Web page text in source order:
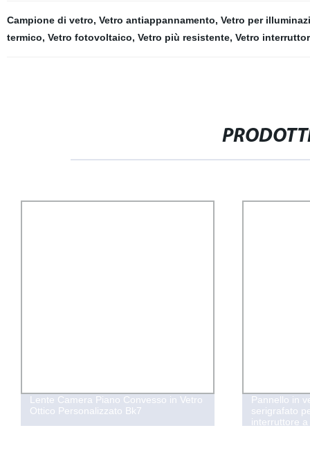
Campione di vetro, Vetro antiappannamento, Vetro per
termico, Vetro fotovoltaico, Vetro più resistente, Vetro
Lente Camera Piano Convesso in Vetro
Ottico Personalizzato Bk7
Pannello in
serigrafato
interruttore